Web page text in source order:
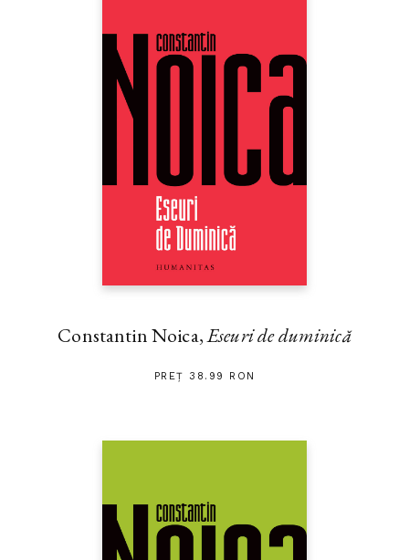
Constantin Noica,Eseuri de duminică
PREȚ 38.99 RON